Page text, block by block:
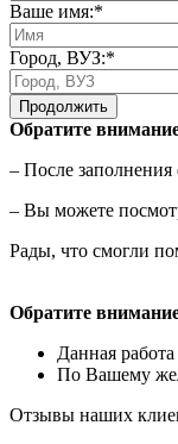
Ваше имя:*
Город, ВУЗ:*
Продолжить
Обратите
– После
– Вы можете
Рады, что смогли
Обратите
Данная
По Вашему
Отзывы наших